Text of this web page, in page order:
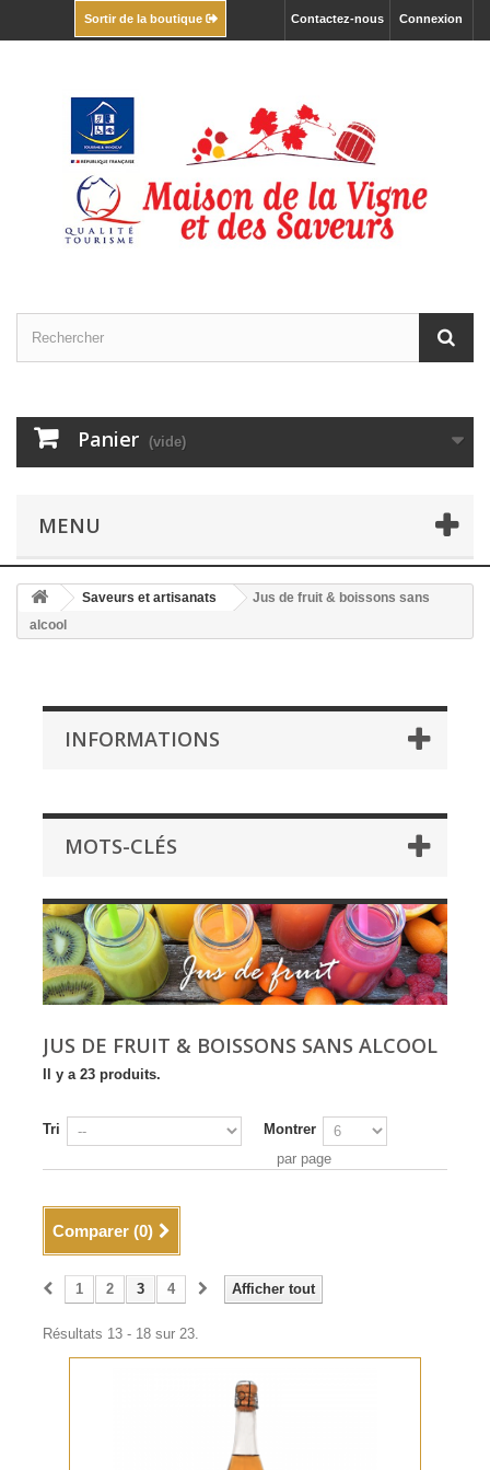
Connexion
Contactez-nous
Sortir de la boutique
Panier (vide)
MENU
Saveurs et artisanats
Jus de fruit & boissons sans
alcool
INFORMATIONS
MOTS-CLÉS
JUS DE FRUIT & BOISSONS SANS ALCOOL
Il y a 23 produits.
Tri
Montrer
par page
Comparer (0)
Afficher tout
1 2 3 4
Résultats 13 - 18 sur 23.